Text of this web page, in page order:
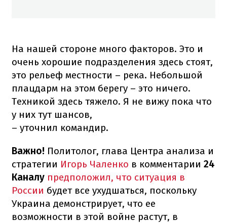
На нашей стороне много факторов. Это и
очень хорошие подразделения здесь стоят,
это рельеф местности – река. Небольшой
плацдарм на этом берегу – это ничего.
Техникой здесь тяжело. Я не вижу пока что
у них тут шансов,
– уточнил командир.
Важно! Политолог, глава Центра анализа и
стратегии Игорь Чаленко в комментарии 24
Каналу предположил, что ситуация в
России будет все ухудшаться, поскольку
Украина демонстрирует, что ее
возможности в этой войне растут, в